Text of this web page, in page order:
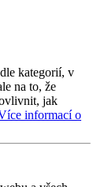
kategorií, v
na to, že
jak
informací o